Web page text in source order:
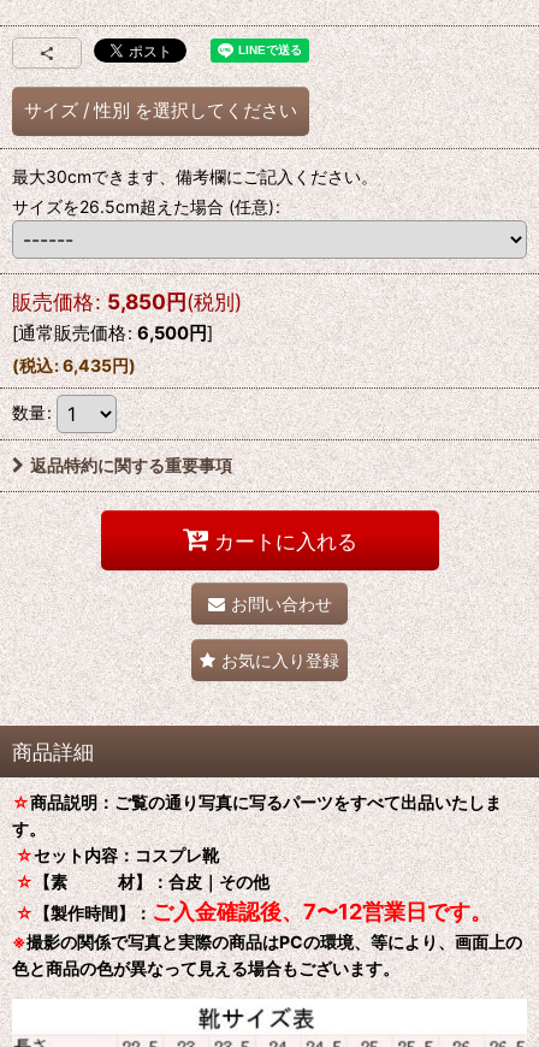
サイズ / 性別 を選択してください
最大30cmできます、備考欄にご記入ください。
サイズを26.5cm超えた場合(任意):
販売価格: 5,850円(税別)
[通常販売価格: 6,500円]
(税込:6,435円)
数量:
返品特約に関する重要事項
カートに入れる
お問い合わせ
お気に入り登録
商品詳細
☆商品説明：ご覧の通り写真に写るパーツをすべて出品いたしま
す。
☆セット内容：コスプレ靴
☆【素 材】：合皮｜その他
☆【製作時間】：ご入金確認後、7〜12営業日です。
※撮影の関係で写真と実際の商品はPCの環境、等により、画面上の
色と商品の色が異なって見える場合もございます。